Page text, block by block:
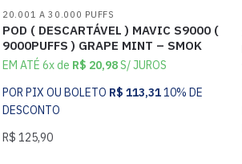
20.001 A 30.000 PUFFS
POD ( DESCARTÁVEL ) MAVIC S9000 (
9000PUFFS ) GRAPE MINT – SMOK
EM ATÉ 6x de R$ 20,98S/ JUROS
POR PIX OU BOLETO R$ 113,3110% DE
DESCONTO
R$ 125,90